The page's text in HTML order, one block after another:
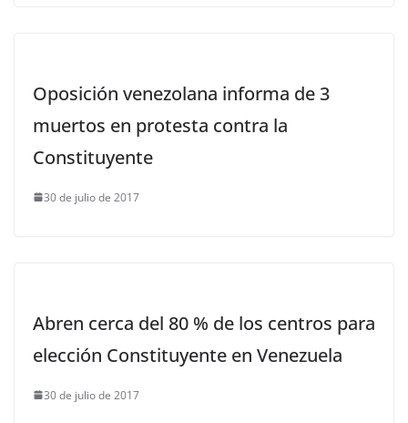
Oposición venezolana informa de 3
muertos en protesta contra la
Constituyente
30 de julio de 2017
Abren cerca del 80 % de los centros para
elección Constituyente en Venezuela
30 de julio de 2017